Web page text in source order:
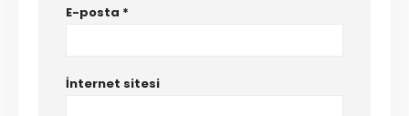
E-posta *
İnternet sitesi